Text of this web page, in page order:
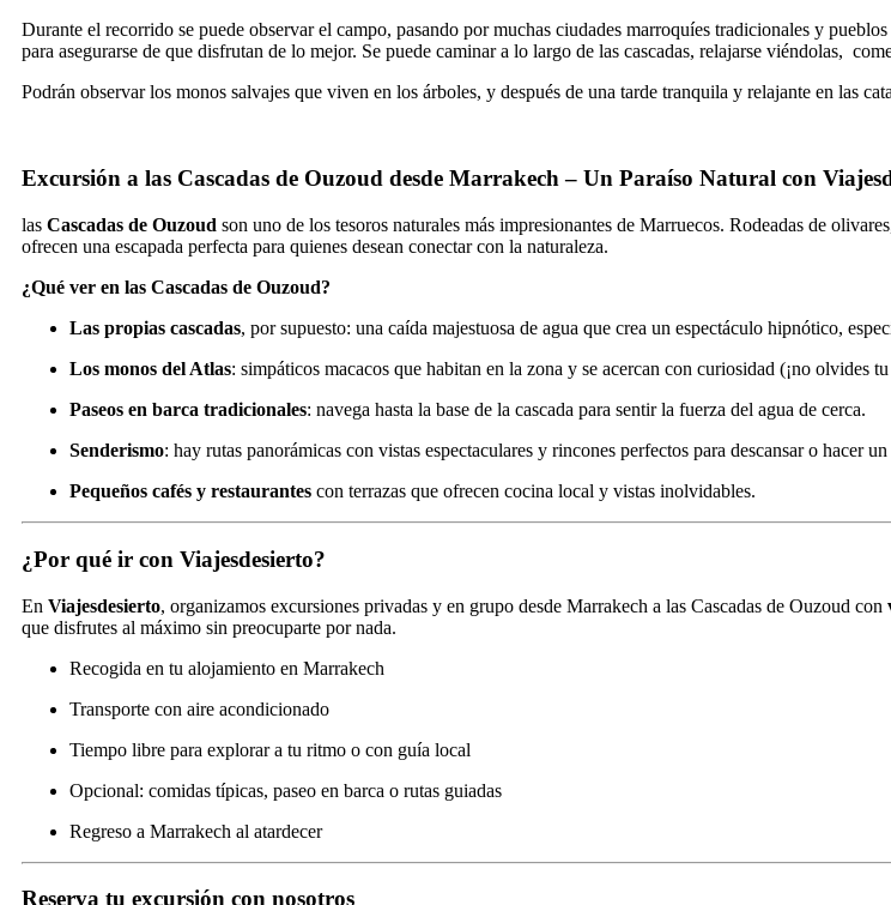
Durante el recorrido se puede observar el campo, pasando por muchas ciudades marroquíes tradicionales y
para asegurarse de que disfrutan de lo mejor. Se puede caminar a lo largo de las cascadas, relajarse viéndolas,
Podrán observar los monos salvajes que viven en los árboles, y después de una tarde tranquila y relajante en las
Excursión a las Cascadas de Ouzoud desde Marrakech – Un Paraíso Natural con
las Cascadas de Ouzoud son uno de los tesoros naturales más impresionantes de Marruecos. Rodeadas de
ofrecen una escapada perfecta para quienes desean conectar con la naturaleza.
¿Qué ver en las Cascadas de Ouzoud?
Las propias cascadas, por supuesto: una caída majestuosa de agua que crea un espectáculo hipnótico,
Los monos del Atlas: simpáticos macacos que habitan en la zona y se acercan con curiosidad (¡no olvides
Paseos en barca tradicionales: navega hasta la base de la cascada para sentir la fuerza del agua de cerca.
Senderismo: hay rutas panorámicas con vistas espectaculares y rincones perfectos para descansar o hacer
Pequeños cafés y restaurantes con terrazas que ofrecen cocina local y vistas inolvidables.
¿Por qué ir con Viajesdesierto?
En Viajesdesierto, organizamos excursiones privadas y en grupo desde Marrakech a las Cascadas de Ouzoud con
que disfrutes al máximo sin preocuparte por nada.
Recogida en tu alojamiento en Marrakech
Transporte con aire acondicionado
Tiempo libre para explorar a tu ritmo o con guía local
Opcional: comidas típicas, paseo en barca o rutas guiadas
Regreso a Marrakech al atardecer
Reserva tu excursión con nosotros